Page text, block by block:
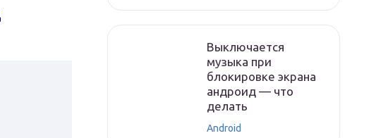
Выключается
музыка при
блокировке экрана
андроид — что
делать
Android